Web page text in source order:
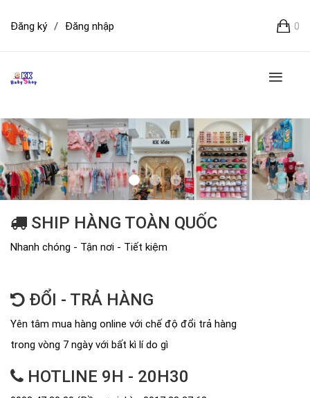
0
Đăng ký / Đăng nhập
SHIP HÀNG TOÀN QUỐC
Nhanh chóng - Tận nơi - Tiết kiệm
ĐỔI - TRẢ HÀNG
Yên tâm mua hàng online với chế độ đổi trả hàng
trong vòng 7 ngày với bất kì lí do gì
HOTLINE 9H - 20H30